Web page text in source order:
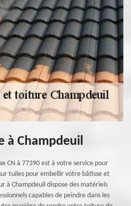
à Champdeuil
CN à 77390 est à votre service pour
tuiles pour embellir votre bâtisse et
à Champdeuil dispose des matériels
capables de peindre dans les